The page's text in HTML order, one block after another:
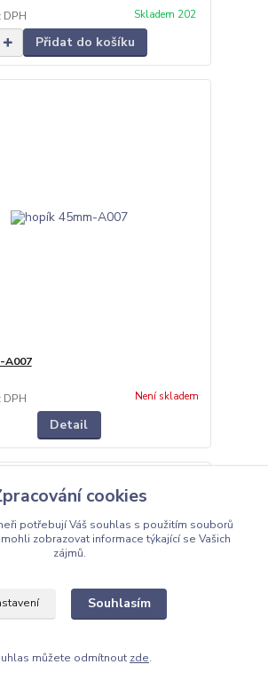
DPH Skladem 202
Přidat do košíku
A007
DPH Není skladem
Detail
cookies
potřebují Váš souhlas s použitím souborů
zobrazovat informace týkající se Vašich
zájmů.
Souhlasím
můžete odmítnout zde.